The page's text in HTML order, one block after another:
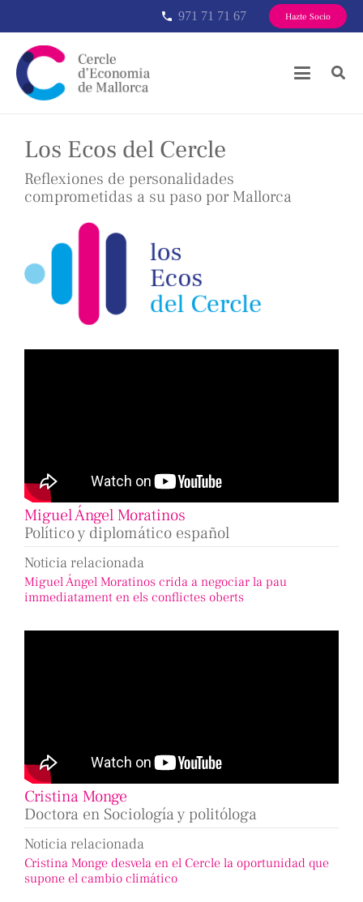
phone 971 71 71 67 Hazte Socio
Los Ecos del Cercle
Reflexiones de personalidades
comprometidas a su paso por Mallorca
Miguel Ángel Moratinos
Político y diplomático español
Noticia relacionada
Miguel Ángel Moratinos crida a negociar la pau
immediatament en els conflictes oberts
Cristina Monge
Doctora en Sociología y politóloga
Noticia relacionada
Cristina Monge desvela en el Cercle la oportunidad que
supone el cambio climático